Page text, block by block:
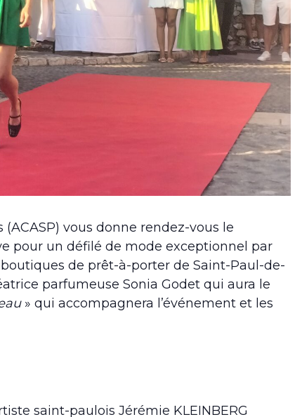
vous donne rendez-vous le
pour un défilé de mode exceptionnel par
de prêt-à-porter de Saint-Paul-de-
parfumeuse Sonia Godet qui aura le
» qui accompagnera l’événement et les
saint-paulois Jérémie KLEINBERG